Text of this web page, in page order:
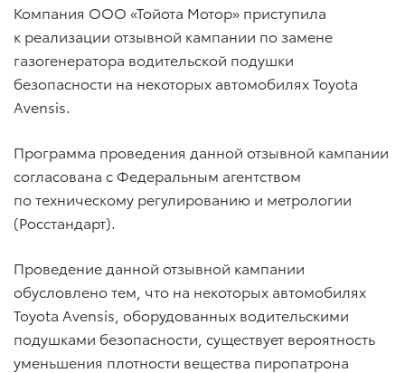
Компания ООО «Тойота Мотор» приступила
к реализации отзывной кампании по замене
газогенератора водительской подушки
безопасности на некоторых автомобилях Toyota
Avensis.
Программа проведения данной отзывной кампании
согласована с Федеральным агентством
по техническому регулированию и метрологии
(Росстандарт).
Проведение данной отзывной кампании
обусловлено тем, что на некоторых автомобилях
Toyota Avensis, оборудованных водительскими
подушками безопасности, существует вероятность
уменьшения плотности вещества пиропатрона